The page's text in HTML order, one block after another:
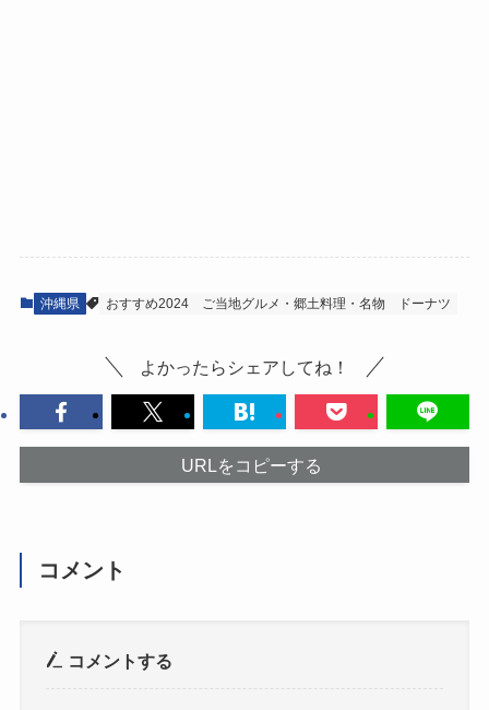
沖縄県 おすすめ2024 ご当地グルメ・郷土料理・名物 ドーナツ
よかったらシェアしてね！
URLをコピーする
コメント
コメントする